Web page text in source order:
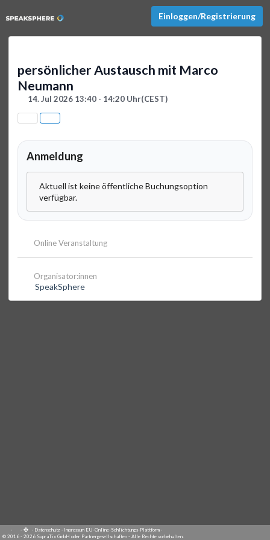
Einloggen/Registrierung
persönlicher Austausch mit Marco
Neumann
14. Jul 2026 13:40 - 14:20 Uhr(CEST)
Anmeldung
Aktuell ist keine öffentliche Buchungsoption
verfügbar.
Online Veranstaltung
Organisator:innen
SpeakSphere
· · · Datenschutz · Impressum EU-Online-Schlichtungs-Plattform ·
© 2016 - 2026 SupraTix GmbH oder Partnergesellschaften - Alle Rechte vorbehalten.